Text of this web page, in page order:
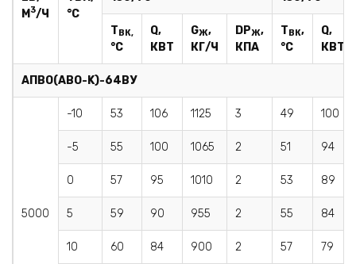
М 3/Ч
°С
T ВК,
°С
Q,
КВТ
GЖ,
КГ/Ч
DРЖ,
КПА
T ВК,
°С
Q,
КВТ
AПBO(АВО-K)-64ВУ
5000
-10 53 106 1125 3 49 100
-5 55 100 1065 2 51 94
0 57 95 1010 2 53 89
5 59 90 955 2 55 84
10 60 84 900 2 57 79